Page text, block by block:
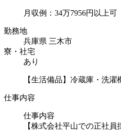
月収例：34万7956円以上
勤務地
兵庫県 三木市
寮・社宅
あり
【生活備品】冷蔵庫・洗
仕事内容
仕事内容
【株式会社平山での正社